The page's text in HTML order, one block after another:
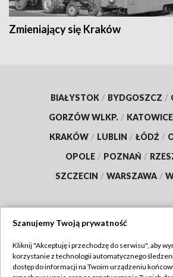
Zmieniający się Kraków
BIAŁYSTOK / BYDGOSZCZ /
GORZÓW WLKP. / KATOWICE
KRAKÓW / LUBLIN / ŁÓDŹ /
OPOLE / POZNAŃ /
SZCZECIN / WARSZAWA /
TVP
Szanujemy Twoją prywatność
Kliknij "Akceptuję i przechodzę do serwisu", aby
korzystanie z technologii automatycznego
dostęp do informacji na Twoim urządzeniu